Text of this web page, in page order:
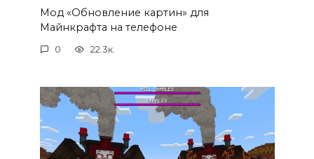
Мод «Обновление картин» для
Майнкрафта на телефоне
0 22.3к.